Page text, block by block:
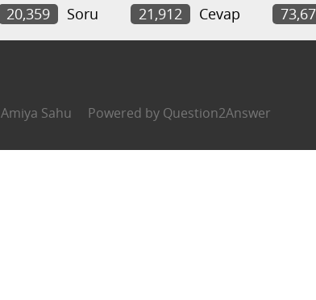
20,359 Soru 21,912 Cevap
Amiya Sahu Powered by Question2Answer